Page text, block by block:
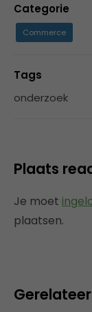
Categorie
Commerce
Tags
onderzoek
Plaats
Je moet
plaatsen.